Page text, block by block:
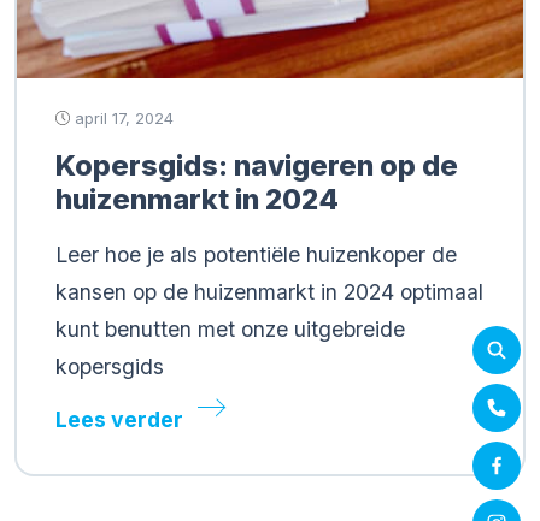
april 17, 2024
Kopersgids: navigeren op de
huizenmarkt in 2024
Leer hoe je als potentiële huizenkoper de
kansen op de huizenmarkt in 2024 optimaal
kunt benutten met onze uitgebreide
kopersgids
Lees verder